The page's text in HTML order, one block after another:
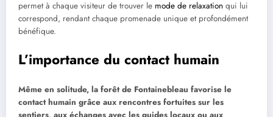
permet à chaque visiteur de trouver le mode de relaxation qui lui
correspond, rendant chaque promenade unique et profondément
bénéfique.
L’importance du contact humain
Même en solitude, la forêt de Fontainebleau favorise le
contact humain grâce aux rencontres fortuites sur les